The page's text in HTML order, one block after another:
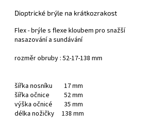
Dioptrické brýle na krátkozrakost
Flex - brýle s flexe kloubem pro snažší
nasazování a sundávání
rozměr obruby : 52-17-138 mm
šířka nosníku 17 mm
šířka očnice 52 mm
výška očnicé 35 mm
délka nožičky 138 mm